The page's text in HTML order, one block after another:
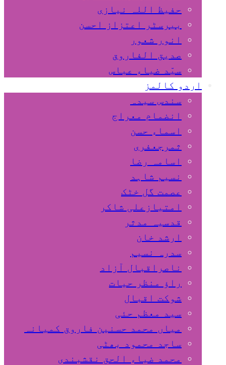
حفیظ اللہ نیازی
بیرسٹر اعتزاز احسن
انور شعور
صدیق الفاروق
سیّد ضیاء عباس
اردو کالمز
سندس سیدہ
انضمام معراج
اسماء حسن
ثمرجعفری
اسامہ رضا
نسیم شاہد
عصمت گل خٹک
امتیازعلی شاکر
قدسیہ مدثر
ارشد خان
سدرہ نسیم
ناصراقبال آزاد
راؤ منظر حیات
شوکت اقبال
سید معظم حئی
میاں محمد حسنین فاروق کمیانہ
ساجد محمود بھٹی
محمد ضیاء الحق نقشبندی